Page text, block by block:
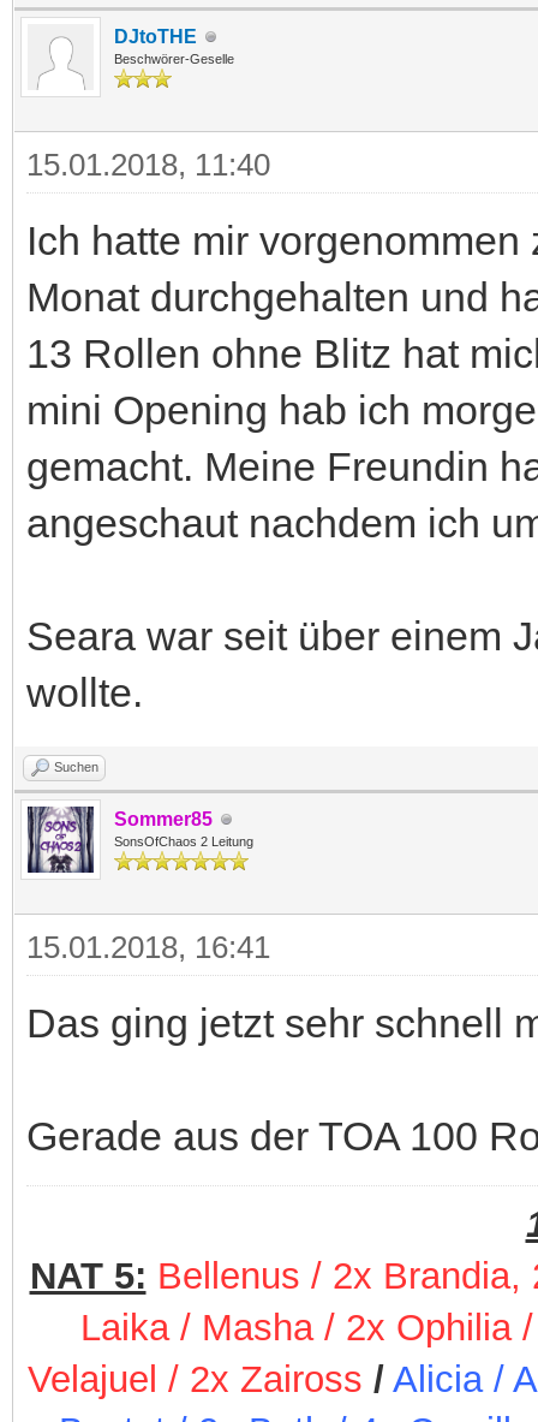
DJtoTHE
Beschwörer-Geselle
15.01.2018, 11:40
Ich hatte mir
Monat durchgehalten und
13 Rollen ohne Blitz hat
mini Opening hab ich
gemacht. Meine Freundin
angeschaut nachdem ich
Seara war seit über einem
wollte.
Suchen
Sommer85
SonsOfChaos 2 Leitung
15.01.2018, 16:41
Das ging jetzt sehr schnell
Gerade aus der TOA 100
NAT 5: Bellenus / 2x
Laika / Masha / 2x Ophilia
Velajuel / 2x Zaiross / Alicia /